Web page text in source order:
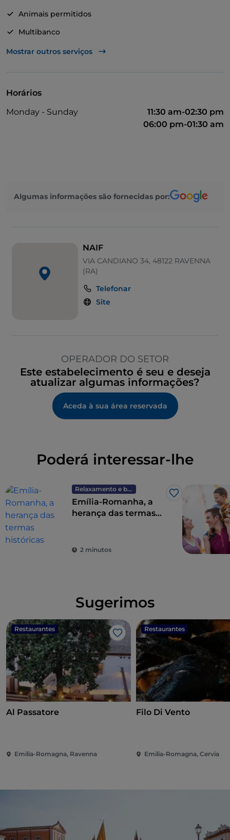
Animais permitidos
Multibanco
Fala-se inglês
Mostrar outros serviços
Horários
Monday - Sunday
11:30 am-02:30 pm
06:00 pm-01:30 am
Algumas informações são fornecidas por:
NAIF
VIA CANDIANO 34, 48122 RAVENNA
(RA)
Telefonar
Site
OPERADOR DO SETOR
Este estabelecimento é seu e deseja
atualizar algumas informações?
Aceda à sua área reservada
Poderá interessar-lhe
Relaxamento e bem-estar
Gosto
Emília-Romanha, a
herança das termas
2 minutos
Sugerimos
Restaurantes
Gosto
Al Passatore
Emilia-Romagna, Ravenna
Restaurantes
Filo Di Vento
Emilia-Romagna, Cervia